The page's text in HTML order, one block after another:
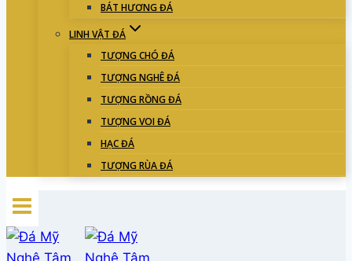
BÁT HƯƠNG ĐÁ
LINH VẬT ĐÁ
TƯỢNG CHÓ ĐÁ
TƯỢNG NGHÊ ĐÁ
TƯỢNG RỒNG ĐÁ
TƯỢNG VOI ĐÁ
HẠC ĐÁ
TƯỢNG RÙA ĐÁ